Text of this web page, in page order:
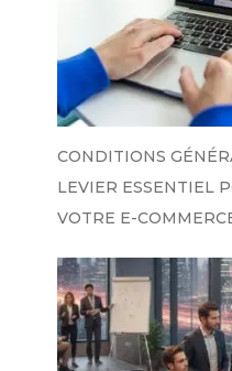
CONDITIONS
LEVIER ESSENTIEL
VOTRE E-